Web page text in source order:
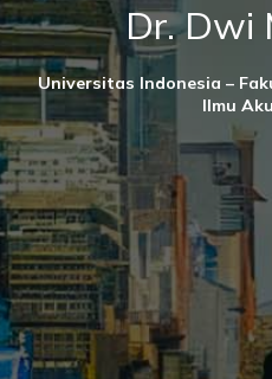
Dr. Dwi
Universitas Indonesia –
Ilmu